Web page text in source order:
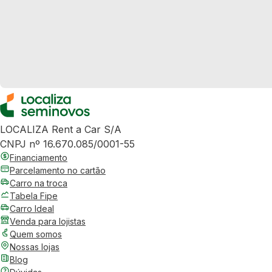
LOCALIZA Rent a Car S/A
CNPJ nº 16.670.085/0001-55
Financiamento
Parcelamento no cartão
Carro na troca
Tabela Fipe
Carro Ideal
Venda para lojistas
Quem somos
Nossas lojas
Blog